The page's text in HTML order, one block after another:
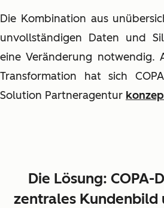
Die Kombination aus
unvollständigen Daten und
eine Veränderung notwendig.
Transformation hat sich
Solution Partneragentur
Die Lösung: COPA-
zentrales